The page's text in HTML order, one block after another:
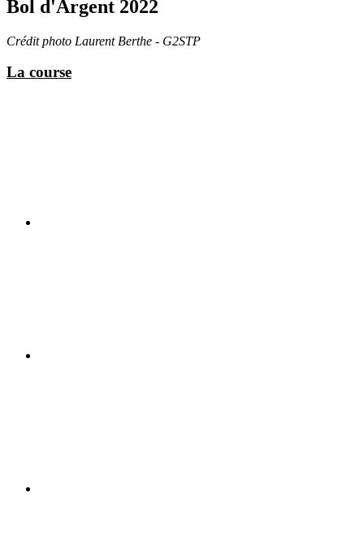
Bol d'Argent 2022
Crédit photo Laurent Berthe - G2STP
La course